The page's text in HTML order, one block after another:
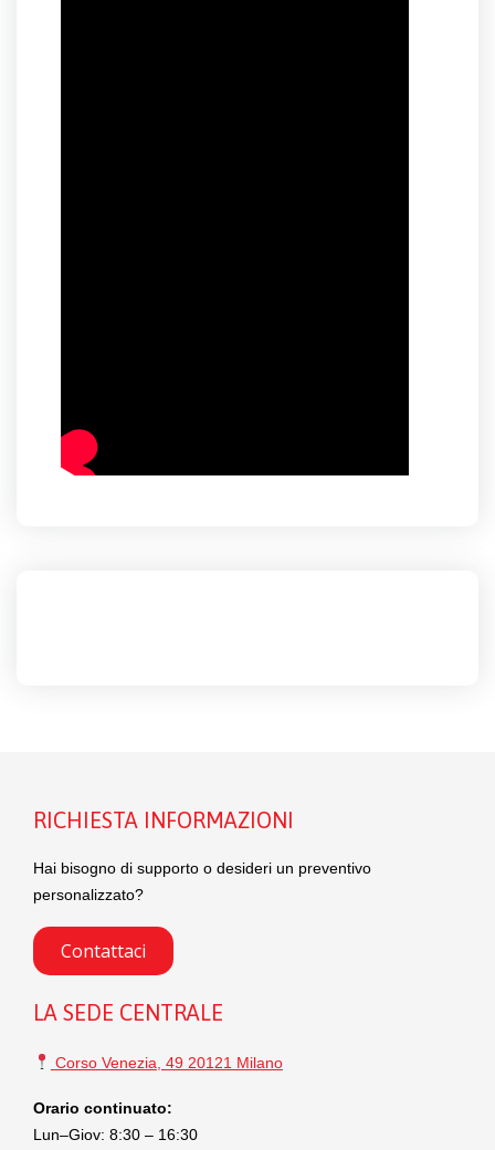
RICHIESTA INFORMAZIONI
Hai bisogno di supporto o desideri un preventivo
personalizzato?
Contattaci
LA SEDE CENTRALE
Corso Venezia, 49 20121 Milano
Orario continuato:
Lun–Giov: 8:30 – 16:30